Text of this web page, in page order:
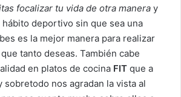
focalizar tu vida de otra manera y
deportivo sin que sea una
es la mejor manera para realizar
tanto deseas. También cabe
en platos de cocina FIT que a
sobretodo nos agradan la vista al